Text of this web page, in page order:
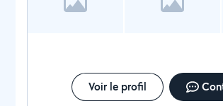
Voir le profil